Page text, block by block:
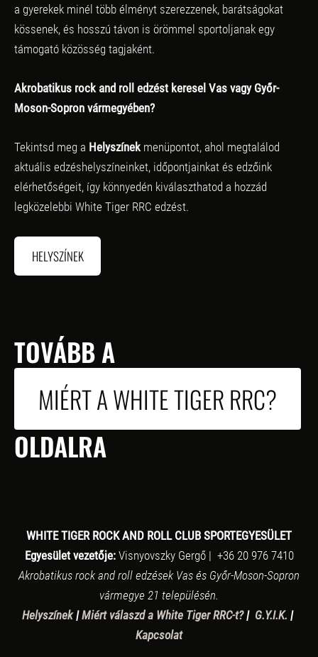
a gyerekek minél több élményt szerezzenek, barátságokat
kössenek, és hosszú távon is örömmel sportoljanak egy
támogató közösség tagjaként.
Akrobatikus rock and roll edzést keresel Vas vagy Győr-
Moson-Sopron vármegyében?
Tekintsd meg a Helyszínekmenüpontot, ahol megtalálod
aktuális edzéshelyszíneinket, időpontjainkat és edzőink
elérhetőségeit, így könnyedén kiválaszthatod a hozzád
legközelebbi White Tiger RRC edzést.
HELYSZÍNEK
TOVÁBB A
MIÉRT A WHITE TIGER RRC?
OLDALRA
WHITE TIGER ROCK AND ROLL CLUB SPORTEGYESÜLET
Egyesület vezetője:Visnyovszky Gergő | +36 20 976 7410
Akrobatikus rock and roll edzések Vas és Győr-Moson-Sopron
vármegye 21 településén.
Helyszínek|Miért válaszd a White Tiger RRC-t?| G.Y.I.K. |
Kapcsolat